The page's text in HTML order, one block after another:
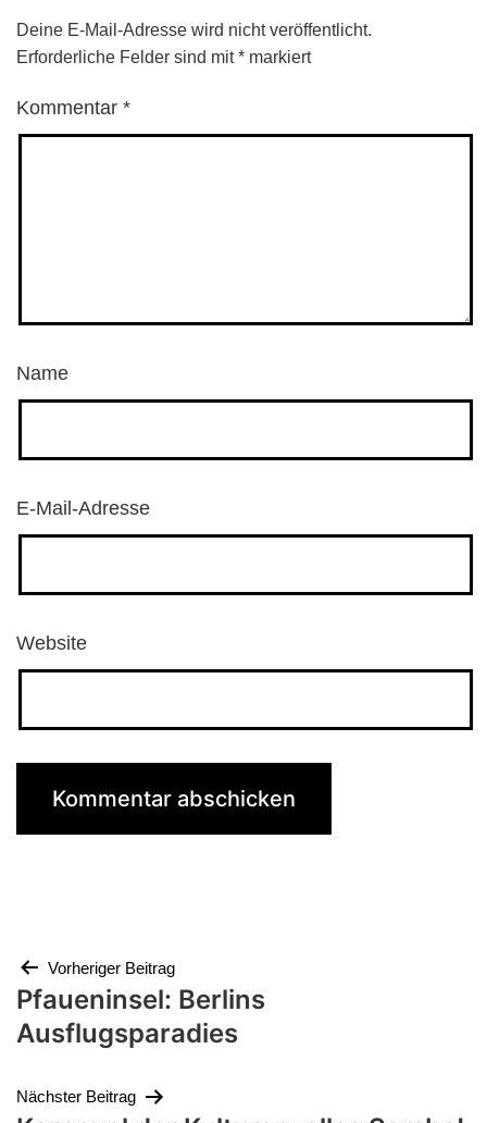
Deine E-Mail-Adresse wird nicht veröffentlicht.
Erforderliche Felder sind mit* markiert
Kommentar *
Name
E-Mail-Adresse
Website
Beitragsnavigation
Vorheriger Beitrag
Pfaueninsel: Berlins
Ausflugsparadies
Nächster Beitrag